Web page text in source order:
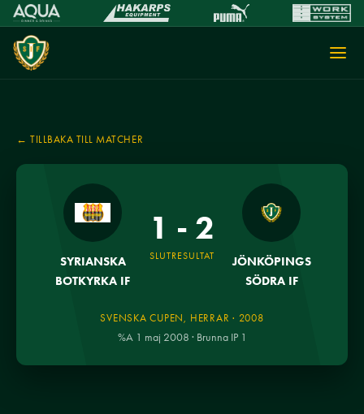
← TILLBAKA TILL MATCHER
SYRIANSKA
BOTKYRKA IF
1 - 2
SLUTRESULTAT
JÖNKÖPINGS
SÖDRA IF
SVENSKA CUPEN, HERRAR · 2008
%A 1 maj 2008 · Brunna IP 1